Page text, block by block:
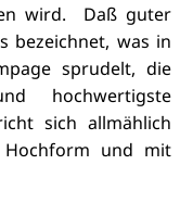
wird. Daß guter
bezeichnet, was in
sprudelt, die
hochwertigste
sich allmählich
und mit